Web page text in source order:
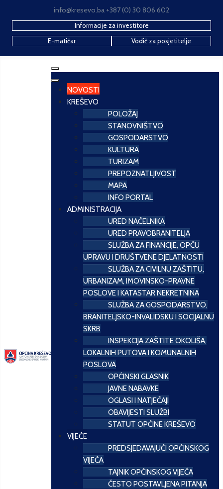
info@kresevo.ba +387 (0) 30 806 602
Informacije za investitore
E-matičar
Vodič za posjetitelje
NOVOSTI
KREŠEVO
POLOŽAJ
STANOVNIŠTVO
GOSPODARSTVO
KULTURA
TURIZAM
PREPOZNATLJIVOST
MAPA
INFO PORTAL
ADMINISTRACIJA
URED NAČELNIKA
URED PRAVOBRANITELJA
SLUŽBA ZA FINANCIJE, OPĆU
UPRAVU I DRUŠTVENE DJELATNOSTI
SLUŽBA ZA CIVILNU ZAŠTITU,
URBANIZAM, IMOVINSKO-PRAVNE
POSLOVE I KATASTAR NEKRETNINA
SLUŽBA ZA GOSPODARSTVO,
BRANITELJSKO-INVALIDSKU I SOCIJALNU
SKRB
INSPEKCIJA ZAŠTITE OKOLIŠA,
LOKALNIH PUTOVA I KOMUNALNIH
POSLOVA
OPĆINSKI GLASNIK
JAVNE NABAVKE
OGLASI I NATJEČAJI
OBAVIJESTI SLUŽBI
STATUT OPĆINE KREŠEVO
VIJEĆE
PREDSJEDAVAJUĆI OPĆINSKOG
VIJEĆA
TAJNIK OPĆINSKOG VIJEĆA
ČESTO POSTAVLJENA PITANJA